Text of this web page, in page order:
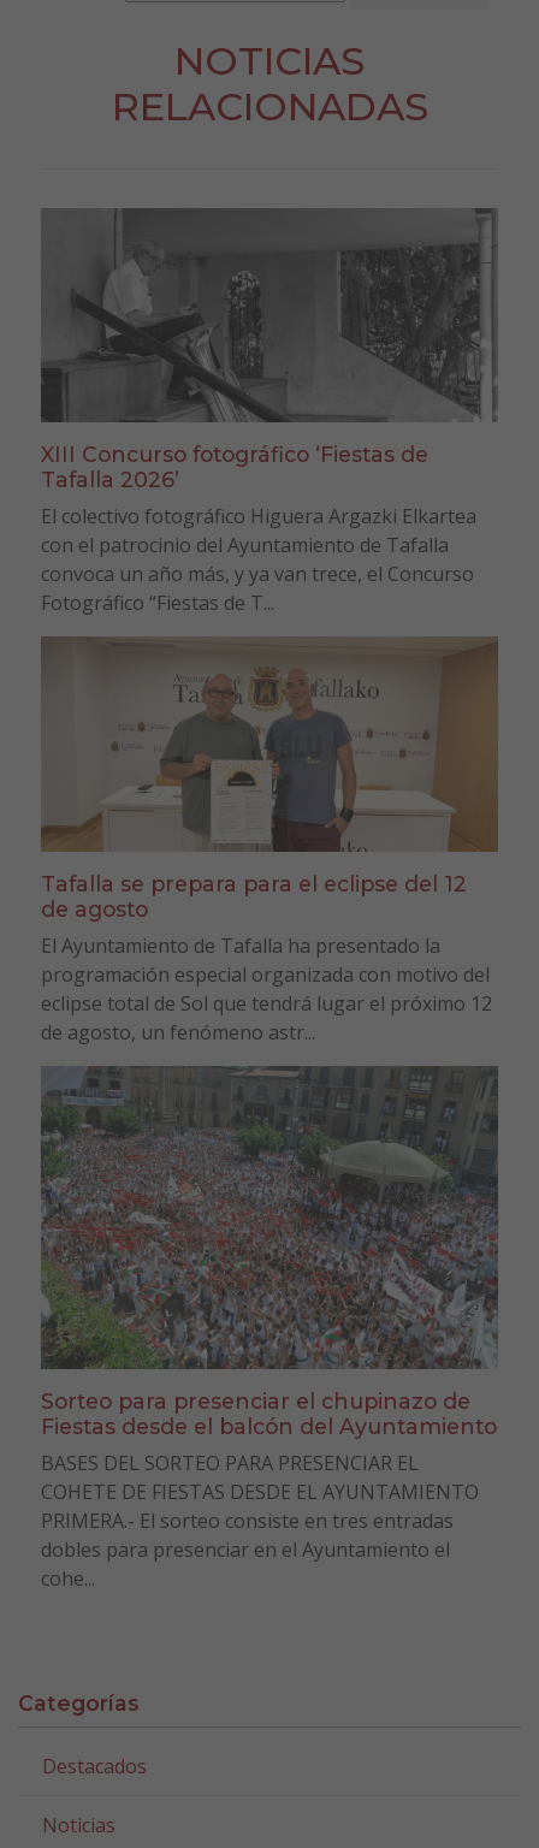
NOTICIAS
RELACIONADAS
XIII Concurso fotográfico ‘Fiestas de
Tafalla 2026’
El colectivo fotográfico Higuera Argazki Elkartea
con el patrocinio del Ayuntamiento de Tafalla
convoca un año más, y ya van trece, el Concurso
Fotográfico “Fiestas de T...
Tafalla se prepara para el eclipse del 12
de agosto
El Ayuntamiento de Tafalla ha presentado la
programación especial organizada con motivo del
eclipse total de Sol que tendrá lugar el próximo 12
de agosto, un fenómeno astr...
Sorteo para presenciar el chupinazo de
Fiestas desde el balcón del Ayuntamiento
BASES DEL SORTEO PARA PRESENCIAR EL
COHETE DE FIESTAS DESDE EL AYUNTAMIENTO
PRIMERA.- El sorteo consiste en tres entradas
dobles para presenciar en el Ayuntamiento el
cohe...
Categorías
Destacados
Noticias